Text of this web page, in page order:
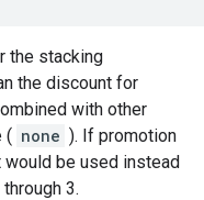
the stacking
the discount for
with other
( none ). If promotion
would be used instead
3.